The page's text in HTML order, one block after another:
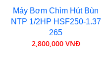
Máy Bơm Chìm Hút Bùn
NTP 1/2HP HSF250-1.37
265
2,800,000 VNĐ